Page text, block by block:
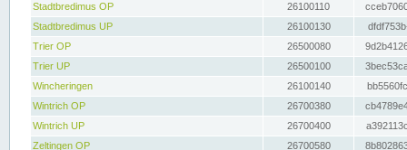
Stadtbredimus OP
26100110
Stadtbredimus UP
26100130
Trier OP
26500080
Trier UP
26500100
Wincheringen
26100140
Wintrich OP
26700380
Wintrich UP
26700400
Zeltingen OP
26700580